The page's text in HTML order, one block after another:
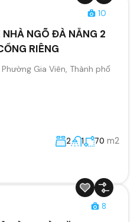
10
NGÕ ĐÀ NẴNG 2
RIÊNG
Gia Viên, Thành phố
2 1 70 m2
8